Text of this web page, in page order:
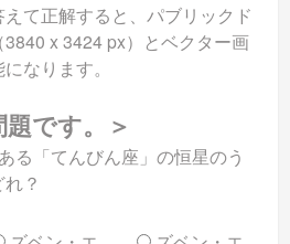
て正解すると、パブリックド
x 3424 px）とベクター画
なります。
題です。＞
る「てんびん座」の恒星のう
？